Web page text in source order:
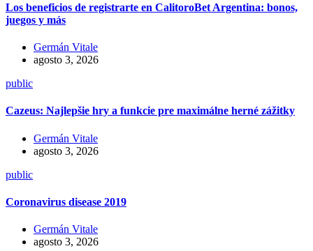
Los beneficios de registrarte en CalitoroBet Argentina: bonos,
juegos y más
Germán Vitale
agosto 3, 2026
public
Cazeus: Najlepšie hry a funkcie pre maximálne herné zážitky
Germán Vitale
agosto 3, 2026
public
Coronavirus disease 2019
Germán Vitale
agosto 3, 2026